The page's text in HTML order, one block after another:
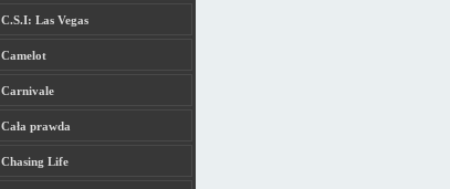
C.S.I: Las Vegas
Camelot
Carnivale
Cała prawda
Chasing Life